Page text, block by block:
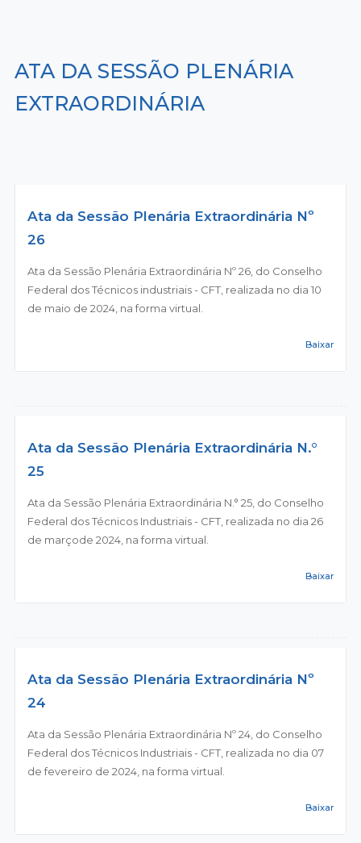
ATA DA SESSÃO PLENÁRIA
EXTRAORDINÁRIA
Ata da Sessão Plenária Extraordinária Nº
26
Ata da Sessão Plenária Extraordinária Nº 26, do Conselho
Federal dos Técnicos industriais - CFT, realizada no dia 10
de maio de 2024, na forma virtual.
Baixar
Ata da Sessão Plenária Extraordinária N.°
25
Ata da Sessão Plenária Extraordinária N.° 25, do Conselho
Federal dos Técnicos Industriais - CFT, realizada no dia 26
de marçode 2024, na forma virtual.
Baixar
Ata da Sessão Plenária Extraordinária Nº
24
Ata da Sessão Plenária Extraordinária Nº 24, do Conselho
Federal dos Técnicos Industriais - CFT, realizada no dia 07
de fevereiro de 2024, na forma virtual.
Baixar